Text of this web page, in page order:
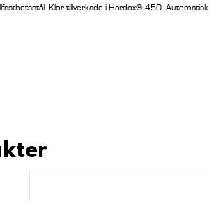
Klor tillverkade i Hardox® 450. Automatisk